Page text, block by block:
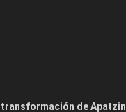
transformación de